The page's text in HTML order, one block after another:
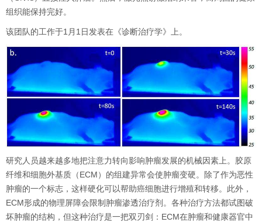
组织能保持完好。
该团队的工作于1 月 1 日发表在《诊断治疗学》上。
研究人员越来越多地把注意力转向影响肿瘤发展的机械因素上。胶原
纤维和细胞外基质（ECM）的组建异常会使肿瘤变硬。除了作为恶性
肿瘤的一个标志，这样硬化可以帮助癌细胞进行增殖和转移。此外，
ECM形成的物理屏障会限制肿瘤渗透治疗剂。各种治疗方法都试图破
坏肿瘤的结构，但这种治疗是一把双刃剑： ECM在肿瘤和健康器官中